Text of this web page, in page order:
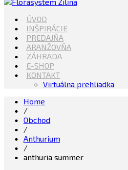
Florasystem Žilina
Kvety, Sviečky, dekorácie, Záhrada
ÚVOD
INŠPIRÁCIE
PREDAJŇA
ARANŽOVŇA
ZÁHRADA
E-SHOP
KONTAKT
Virtuálna prehliadka
Home
/
Obchod
/
Anthurium
/
anthuria summer